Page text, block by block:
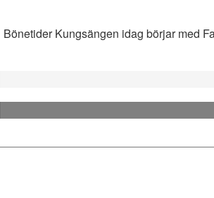
Bönetider Kungsängen idag börjar med